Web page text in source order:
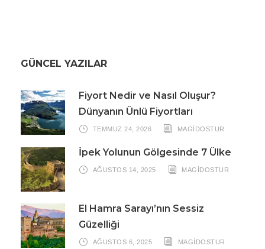
GÜNCEL YAZILAR
Fiyort Nedir ve Nasıl Oluşur?
Dünyanın Ünlü Fiyortları
TEMMUZ 24, 2026 MAGIDOSTUR
İpek Yolunun Gölgesinde 7 Ülke
AĞUSTOS 14, 2025 MAGIDOSTUR
El Hamra Sarayı’nın Sessiz
Güzelliği
AĞUSTOS 6, 2025 MAGIDOSTUR